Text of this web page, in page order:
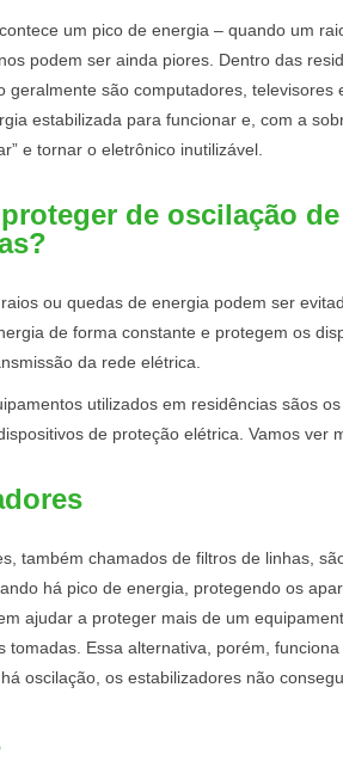
um pico de energia – quando um
podem ser ainda piores. Dentro das
geralmente são computadores,
estabilizada para funcionar e, com a
e tornar o eletrônico inutilizável.
de oscilação
ou quedas de energia podem ser
de forma constante e protegem os
da rede elétrica.
utilizados em residências sãos
de proteção elétrica. Vamos ver
também chamados de filtros de linhas,
há pico de energia, protegendo os
ajudar a proteger mais de um
tomadas. Essa alternativa, porém,
oscilação, os estabilizadores não